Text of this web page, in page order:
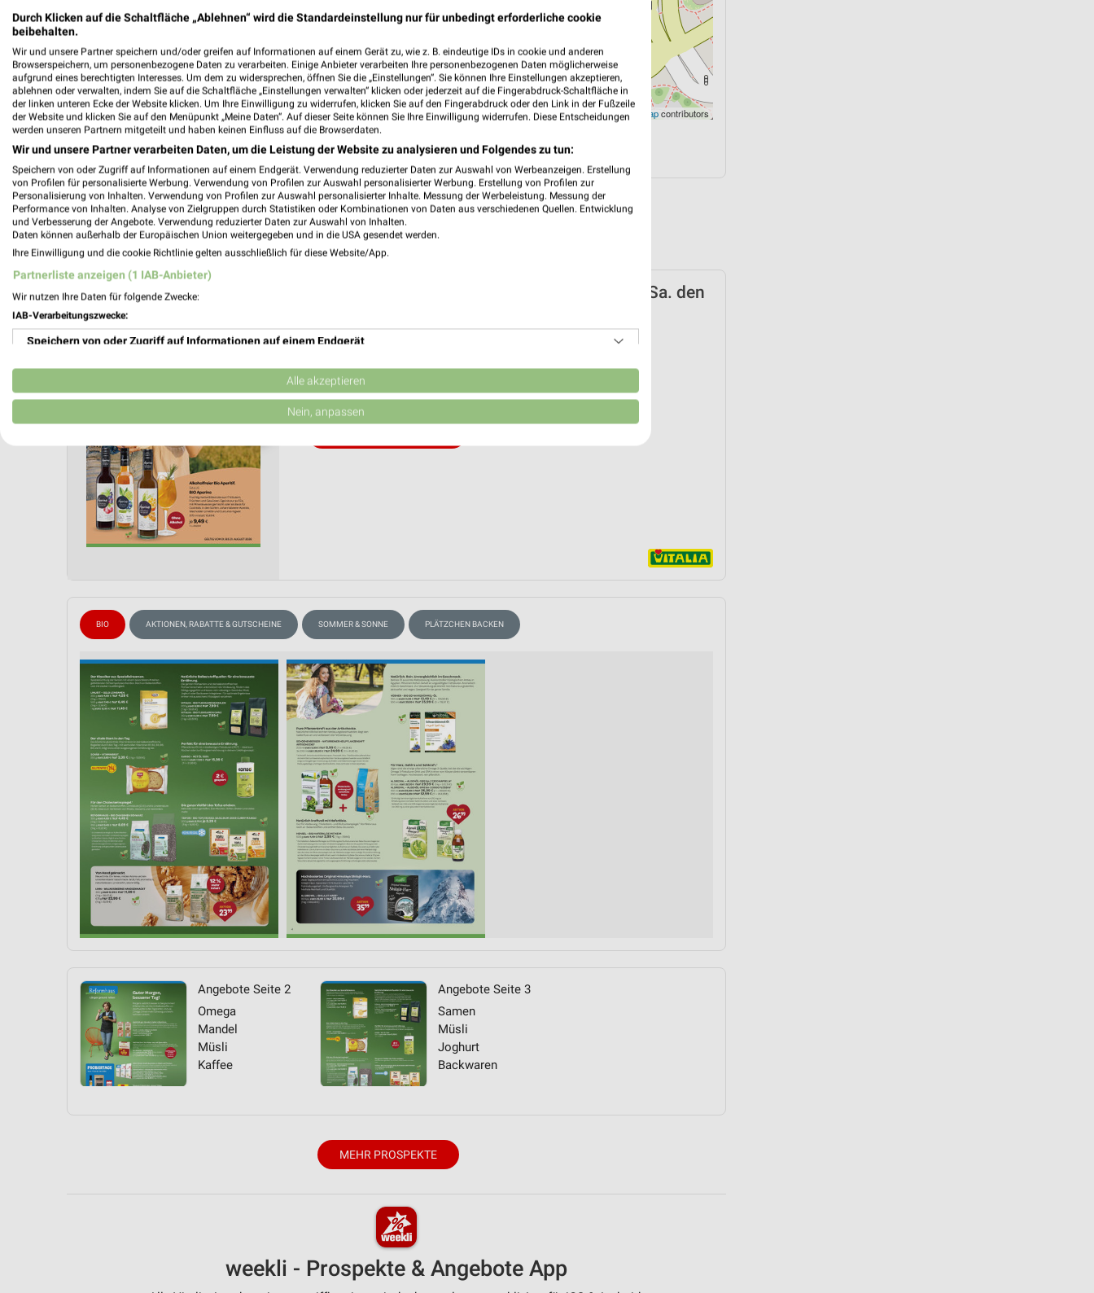
Leaflet|©OpenStreetMapcontributors
ÖPNV ANZEIGEN LADESÄULEN ANZEIGEN NAVIGATION MIT GOOGLE/IOS MAPS
Aktuelle Angebote in dieser Filiale
Anzahl Prospekte: 1
Letztes Prospektupdate: vor 8 Tagen
❯
Vitalia Prospekt für Neumarkt (Oberpfalz) ab Sa. den
August 2026
📅 Kalendereintrag erstellen
BIO AKTIONEN, RABATTE & GUTSCHEINE SOMMER & SONNE PLÄTZCHEN BACKEN
Angebote Seite 2
Omega
Mandel
Müsli
Kaffee
Angebote Seite 3
Samen
Müsli
Joghurt
Backwaren
MEHR PROSPEKTE
weekli - Prospekte & Angebote App
Durch Klicken auf die Schaltfläche „Ablehnen“ wird die Standardeinstellung nur für unbedingt erforderliche cookie
beibehalten.
Wir und unsere Partner speichern und/oder greifen auf Informationen auf einem Gerät zu, wie z. B. eindeutige IDs in cookie und anderen
Browserspeichern, um personenbezogene Daten zu verarbeiten. Einige Anbieter verarbeiten Ihre personenbezogenen Daten möglicherweise
aufgrund eines berechtigten Interesses. Um dem zu widersprechen, öffnen Sie die „Einstellungen“. Sie können Ihre Einstellungen akzeptieren,
ablehnen oder verwalten, indem Sie auf die Schaltfläche „Einstellungen verwalten“ klicken oder jederzeit auf die Fingerabdruck-Schaltfläche in
der linken unteren Ecke der Website klicken. Um Ihre Einwilligung zu widerrufen, klicken Sie auf den Fingerabdruck oder den Link in der Fußzeile
der Website und klicken Sie auf den Menüpunkt „Meine Daten“. Auf dieser Seite können Sie Ihre Einwilligung widerrufen. Diese Entscheidungen
werden unseren Partnern mitgeteilt und haben keinen Einfluss auf die Browserdaten.
Wir und unsere Partner verarbeiten Daten, um die Leistung der Website zu analysieren und Folgendes zu tun:
Speichern von oder Zugriff auf Informationen auf einem Endgerät. Verwendung reduzierter Daten zur Auswahl von Werbeanzeigen. Erstellung
von Profilen für personalisierte Werbung. Verwendung von Profilen zur Auswahl personalisierter Werbung. Erstellung von Profilen zur
Personalisierung von Inhalten. Verwendung von Profilen zur Auswahl personalisierter Inhalte. Messung der Werbeleistung. Messung der
Performance von Inhalten. Analyse von Zielgruppen durch Statistiken oder Kombinationen von Daten aus verschiedenen Quellen. Entwicklung
und Verbesserung der Angebote. Verwendung reduzierter Daten zur Auswahl von Inhalten.
Daten können außerhalb der Europäischen Union weitergegeben und in die USA gesendet werden.
Ihre Einwilligung und die cookie Richtlinie gelten ausschließlich für diese Website/App.
Partnerliste anzeigen (1 IAB-Anbieter)
Wir nutzen Ihre Daten für folgende Zwecke:
IAB-Verarbeitungszwecke:
Speichern von oder Zugriff auf Informationen auf einem Endgerät
Verwendung reduzierter Daten zur Auswahl von Werbeanzeigen
Erstellung von Profilen für personalisierte Werbung
Erstellung von Profilen zur Personalisierung von Inhalten
Verwendung von Profilen zur Auswahl personalisierter Inhalte
Messung der Werbeleistung
Analyse von Zielgruppen durch Statistiken oder Kombinationen von Daten aus verschiedenen
Verwendung reduzierter Daten zur Auswahl von Inhalten
Verwendung genauer Standortdaten
Geräte anhand von aktiv angeforderten Informationen identifizieren
Nicht-IAB-Verarbeitungszwecke:
Alle akzeptieren
Nein, anpassen